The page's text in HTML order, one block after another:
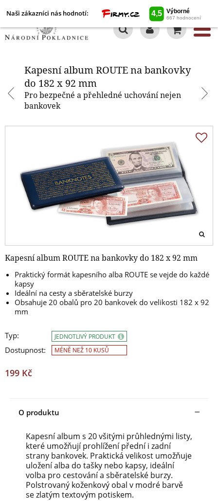
Naši zákazníci nás hodnotí:
Kapesní album ROUTE na bankovky
do 182 x 92 mm
Pro bezpečné a přehledné uchování nejen
bankovek
Kapesní album ROUTE na bankovky do 182 x 92 mm
Praktický formát kapesního alba ROUTE se vejde do každé
kapsy
Ideální na cesty a sběratelské burzy
Obsahuje 20 obalů pro 20 bankovek do velikosti 182 x 92
mm
Typ:
Dostupnost:
JEDNOTLIVÝ PRODUKT
MÉNĚ NEŽ 10 KUSŮ
199 Kč
O produktu
Kapesní album s 20 všitými průhlednými listy,
které umožňují prohlížení přední i zadní
strany bankovek. Praktická velikost umožňuje
uložení alba do tašky nebo kapsy, ideální
volba pro cestování a sběratelské burzy.
Polstrovaný koženkový obal v modré barvě
se zlatým textovým potiskem.
Kapesní album ROUTE na